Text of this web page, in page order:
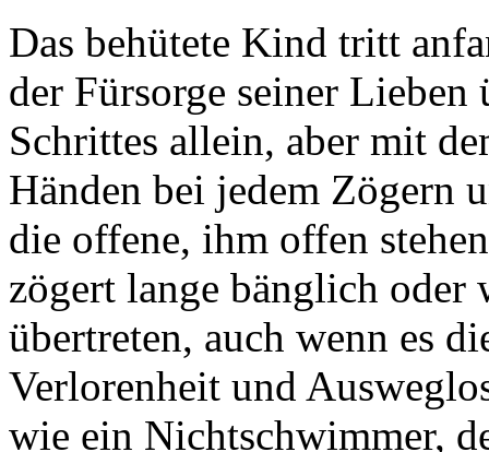
Das behütete Kind tritt
der Fürsorge seiner
Schrittes allein, aber mit
Händen bei jedem Zögern
die offene, ihm offen
zögert lange bänglich oder
übertreten, auch wenn es
Verlorenheit und
wie ein Nichtschwimmer,